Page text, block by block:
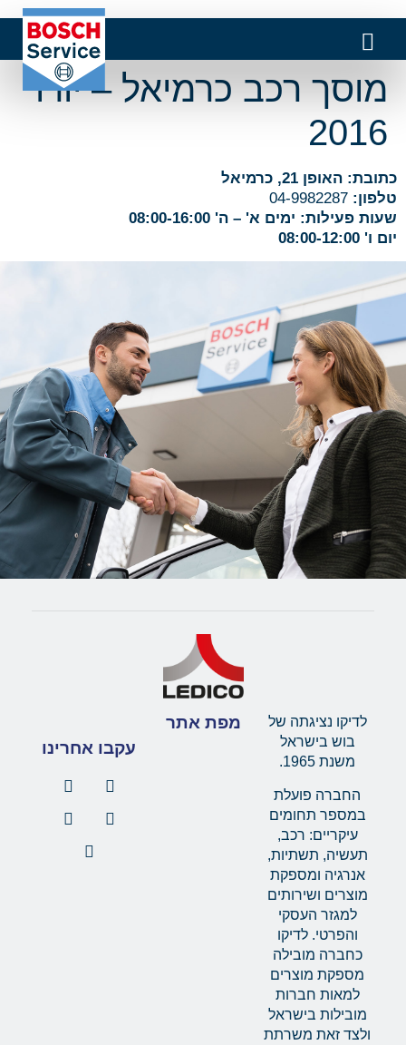
מוסך רכב כרמיאל – יורו
2016
כתובת: האופן 21, כרמיאל
טלפון: 04-9982287
שעות פעילות: ימים א' – ה' 08:00-16:00
יום ו' 08:00-12:00
לדיקו נציגתה של
בוש בישראל
משנת 1965.
החברה פועלת
במספר תחומים
עיקריים: רכב,
תעשיה, תשתיות,
אנרגיה ומספקת
מוצרים ושירותים
למגזר העסקי
והפרטי. לדיקו
כחברה מובילה
מספקת מוצרים
למאות חברות
מובילות בישראל
ולצד זאת משרתת
מפת אתר
עקבו אחרינו